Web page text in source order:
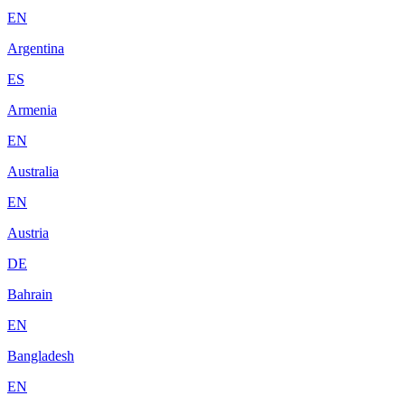
EN
Argentina
ES
Armenia
EN
Australia
EN
Austria
DE
Bahrain
EN
Bangladesh
EN